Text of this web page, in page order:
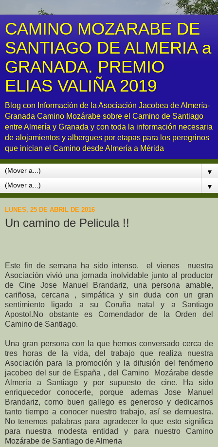
CAMINO MOZARABE DE
SANTIAGO DE ALMERIA a
GRANADA. PREMIO
ELIAS VALIÑA 2019
Blog con Información de la Asociación Jacobea de Almería-
Granada Camino Mozárabe sobre el Camino de Santiago
entre Almería y Granada y con toda la información necesaria
de alojamientos y albergues por etapas para los peregrinos
que inician el Camino desde Almería a Mérida
▼
▼
LUNES, 25 DE ABRIL DE 2016
Un camino de Pelicula !!
Este fin de semana ha sido intenso, el vienes nuestra
Asociación vivió una jornada inolvidable junto al productor
de Cine Jose Manuel Brandariz, una persona amable,
cariñosa, cercana , simpática y sin duda con un gran
sentimiento ligado a su Coruña natal y a Santiago
Apostol.No obstante es Comendador de la Orden del
Camino de Santiago.
Una gran persona con la que hemos conversado cerca de
tres horas de la vida, del trabajo que realiza nuestra
Asociación para la promoción y la difusión del fenómeno
jacobeo del sur de España , del Camino
Mozárabe desde
Almeria a Santiago y por supuesto de cine. Ha sido
enriquecedor conocerle, porque ademas Jose Manuel
Brandariz, como buen gallego es generoso y dedicarnos
tanto tiempo a conocer nuestro trabajo, así se demuestra.
No tenemos palabras para agradecer lo que esto significa
para nuestra modesta entidad y para nuestro Camino
Mozárabe de Santiago de Almeria